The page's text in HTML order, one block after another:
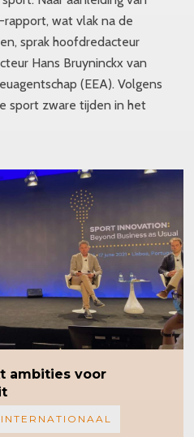
wat vlak na de
sprak hoofdredacteur
Hans Bruyninckx van
(EEA). Volgens
sport zware tijden in het
ambities voor
INTERNATIONAAL